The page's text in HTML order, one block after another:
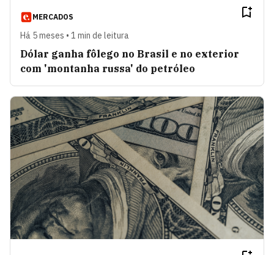
MERCADOS
Há 5 meses • 1 min de leitura
Dólar ganha fôlego no Brasil e no exterior
com 'montanha russa' do petróleo